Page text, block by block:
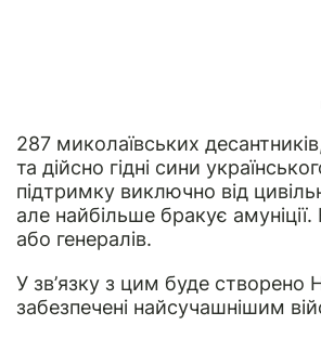
287 миколаївських
та дійсно гідні сини
підтримку виключно від
але найбільше бракує
або генералів.
У зв’язку з цим буде створено
забезпечені найсучашнішим